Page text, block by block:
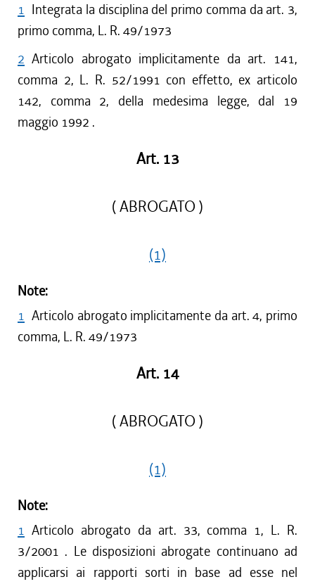
1 Integrata la disciplina del primo comma da art. 3,
primo comma, L. R. 49/1973
2 Articolo abrogato implicitamente da art. 141,
comma 2, L. R. 52/1991 con effetto, ex articolo
142, comma 2, della medesima legge, dal 19
maggio 1992 .
Art. 13
( ABROGATO )
(1)
Note:
1 Articolo abrogato implicitamente da art. 4, primo
comma, L. R. 49/1973
Art. 14
( ABROGATO )
(1)
Note:
1 Articolo abrogato da art. 33, comma 1, L. R.
3/2001 . Le disposizioni abrogate continuano ad
applicarsi ai rapporti sorti in base ad esse nel